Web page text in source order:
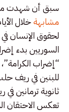
سبق أن شهدت
مشابهةخلال
لحقوق الإنسان
السوريين بدء
“إضراب
للبنين في ريف
ثانوية ترمانين
تعكس الاحتقان